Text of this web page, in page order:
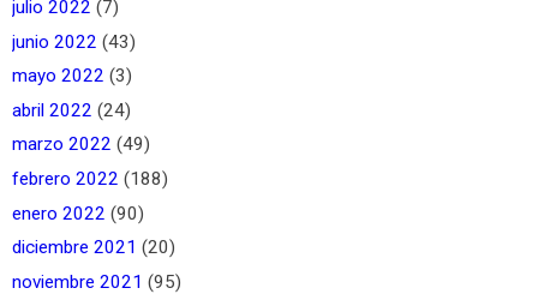
julio 2022 (7)
junio 2022 (43)
mayo 2022 (3)
abril 2022 (24)
marzo 2022 (49)
febrero 2022 (188)
enero 2022 (90)
diciembre 2021 (20)
noviembre 2021 (95)